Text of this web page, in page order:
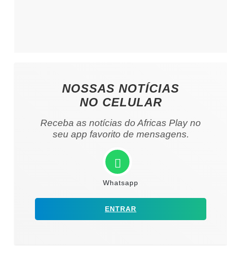
NOSSAS NOTÍCIAS
NO CELULAR
Receba as notícias do Africas Play no
seu app favorito de mensagens.
Whatsapp
ENTRAR